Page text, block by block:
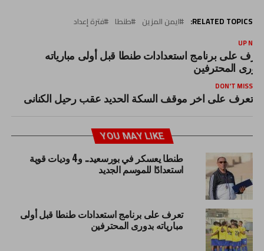
RELATED TOPICS: ايمن المزين طنطا فترة إعداد
UP
على برنامج استعدادات طنطا قبل أولى مبارياته
المحترفين
DON'T MISS
تعرف على اخر موقف السكة الحديد عقب رحيل الكنانى
YOU MAY LIKE
طنطا يعسكر في بورسعيد.. و4 وديات قوية
استعدادًا للموسم الجديد
تعرف على برنامج استعدادات طنطا قبل أولى
مبارياته بدورى المحترفين